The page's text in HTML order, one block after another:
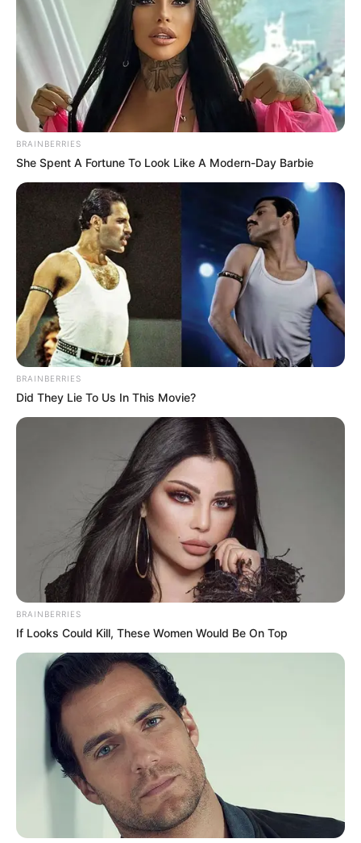
BRAINBERRIES
She Spent A Fortune To Look Like A Modern-Day Barbie
BRAINBERRIES
Did They Lie To Us In This Movie?
BRAINBERRIES
If Looks Could Kill, These Women Would Be On Top